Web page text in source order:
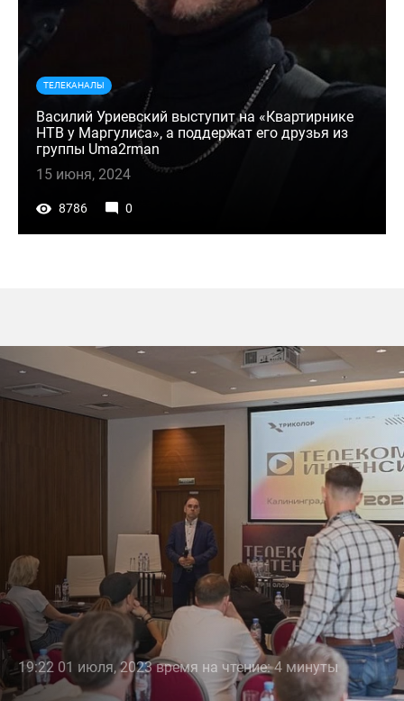
ТЕЛЕКАНАЛЫ
Василий Уриевский выступит на «Квартирнике
НТВ у Маргулиса», а поддержат его друзья из
группы Uma2rman
15 июня, 2024
8786 0
19:22 01 июля, 2023 время на чтение: 4 минуты